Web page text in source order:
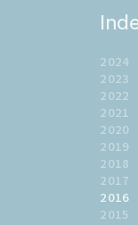
2024
2023
2022
2021
2020
2019
2018
2017
2016
2015